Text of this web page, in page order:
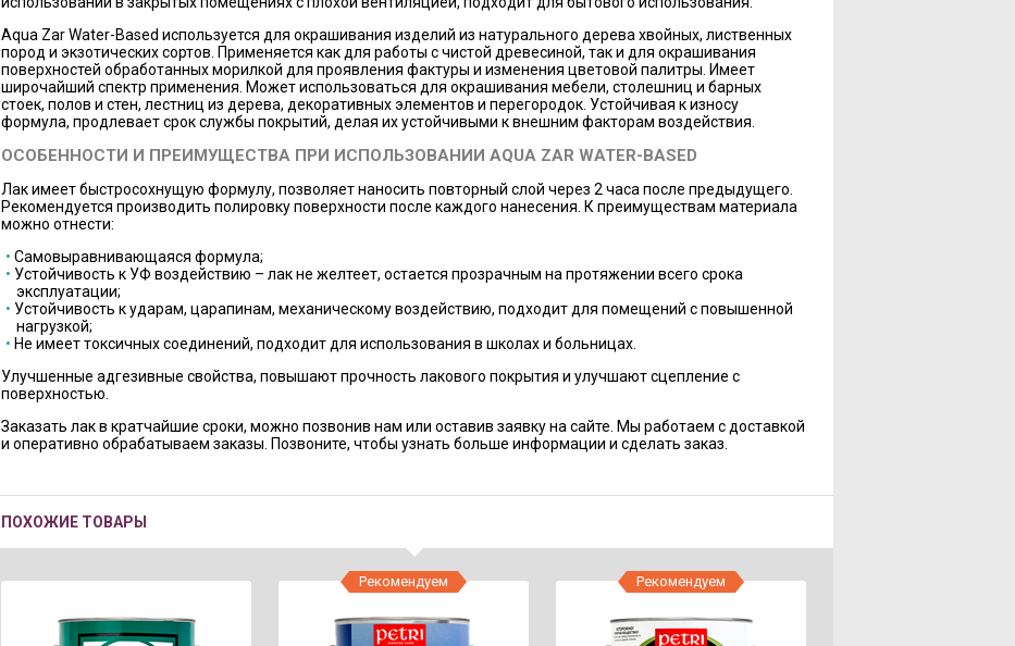
Aqua Zar Water-Based используется для окрашивания изделий из натурального дерева хвойных, лиственных
пород и экзотических сортов. Применяется как для работы с чистой древесиной, так и для окрашивания
поверхностей обработанных морилкой для проявления фактуры и изменения цветовой палитры. Имеет
широчайший спектр применения. Может использоваться для окрашивания мебели, столешниц и барных
стоек, полов и стен, лестниц из дерева, декоративных элементов и перегородок. Устойчивая к износу
формула, продлевает срок службы покрытий, делая их устойчивыми к внешним факторам воздействия.
ОСОБЕННОСТИ И ПРЕИМУЩЕСТВА ПРИ ИСПОЛЬЗОВАНИИ AQUA ZAR WATER-BASED
Лак имеет быстросохнущую формулу, позволяет наносить повторный слой через 2 часа после предыдущего.
Рекомендуется производить полировку поверхности после каждого нанесения. К преимуществам материала
можно отнести:
Самовыравнивающаяся формула;
Устойчивость к УФ воздействию – лак не желтеет, остается прозрачным на протяжении всего срока
эксплуатации;
Устойчивость к ударам, царапинам, механическому воздействию, подходит для помещений с повышенной
нагрузкой;
Не имеет токсичных соединений, подходит для использования в школах и больницах.
Улучшенные адгезивные свойства, повышают прочность лакового покрытия и улучшают сцепление с
поверхностью.
Заказать лак в кратчайшие сроки, можно позвонив нам или оставив заявку на сайте. Мы работаем с доставкой
и оперативно обрабатываем заказы. Позвоните, чтобы узнать больше информации и сделать заказ.
ПОХОЖИЕ ТОВАРЫ
Рекомендуем Рекомендуем